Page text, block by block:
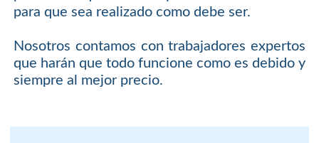
para que sea realizado como debe ser.
Nosotros contamos con trabajadores expertos
que harán que todo funcione como es debido y
siempre al mejor precio.